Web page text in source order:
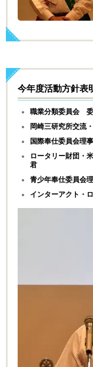
今年度活動方針表
職業分類委員会
岡崎三研究所交流
国際奉仕委員会理
ロータリー財団・
君
青少年奉仕委員会
インターアクト・